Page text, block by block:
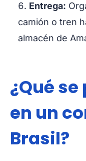
Entrega:
camión o tren
almacén de
¿Qué
en un
Brasil?